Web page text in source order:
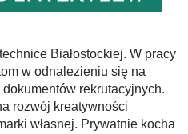
Białostockiej. W pracy
w odnalezieniu się na
rekrutacyjnych.
rozwój kreatywności
własnej. Prywatnie kocha